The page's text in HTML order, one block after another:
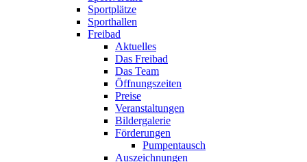
Sportplätze
Sporthallen
Freibad
Aktuelles
Das Freibad
Das Team
Öffnungszeiten
Preise
Veranstaltungen
Bildergalerie
Förderungen
Pumpentausch
Auszeichnungen